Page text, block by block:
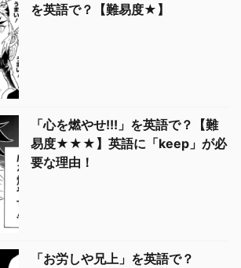
を英語で？【難易度★】
「心を燃やせ!!!」を英語で？【難
易度★★★】英語に「keep」が必
要な理由！
「お労しや兄上」を英語で？